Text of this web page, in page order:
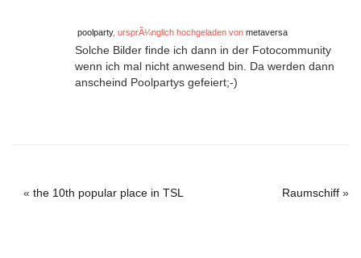
poolparty, ursprÃ¼nglich hochgeladen von metaversa
Solche Bilder finde ich dann in der Fotocommunity
wenn ich mal nicht anwesend bin. Da werden dann
anscheind Poolpartys gefeiert;-)
« the 10th popular place in TSL Raumschiff »